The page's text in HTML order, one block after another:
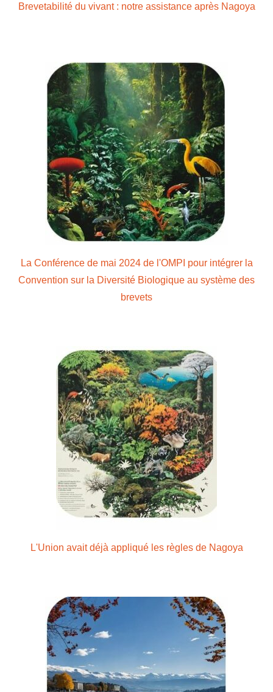
Brevetabilité du vivant : notre assistance après Nagoya
La Conférence de mai 2024 de l'OMPI pour intégrer la
Convention sur la Diversité Biologique au système des
brevets
L'Union avait déjà appliqué les règles de Nagoya